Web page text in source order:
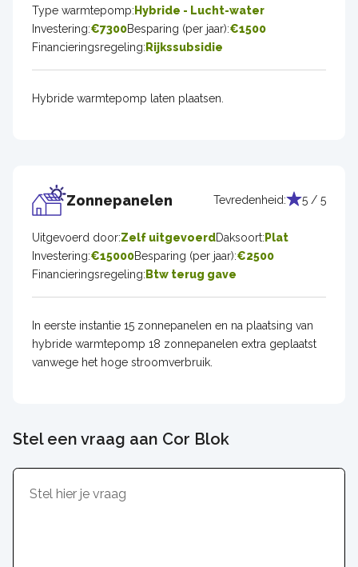
Type warmtepomp: Hybride - Lucht-water
Investering:€7300Besparing (per jaar):€1500
Financieringsregeling: Rijkssubsidie
Hybride warmtepomp laten plaatsen.
Zonnepanelen Tevredenheid: 5 / 5
Uitgevoerd door:Zelf uitgevoerdDaksoort: Plat
Investering:€15000Besparing (per jaar):€2500
Financieringsregeling: Btw terug gave
In eerste instantie 15 zonnepanelen en na plaatsing van
hybride warmtepomp 18 zonnepanelen extra geplaatst
vanwege het hoge stroomverbruik.
Stel een vraag aan Cor Blok
Inhoud